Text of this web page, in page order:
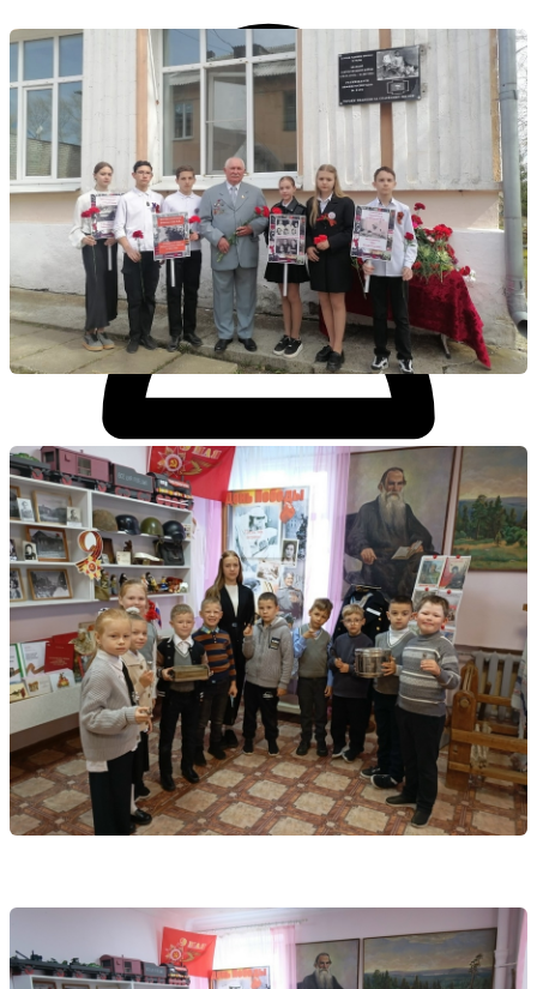
Личный кабинет
Управляйте объявлениями, отслеживайте
публикации и получайте сообщения
Войти или зарегистрироваться